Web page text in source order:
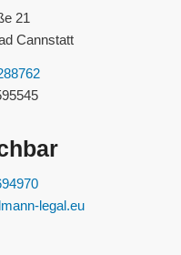
21
Cannstatt
legal.eu